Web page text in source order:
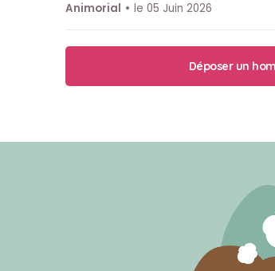
Animorial
le 05 Juin 2026
Déposer un